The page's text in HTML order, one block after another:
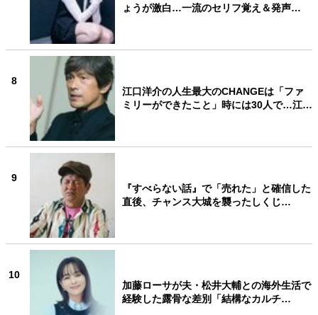
ょうが激白…一流のセリフ覚え＆発声…
8
江口洋介の人生最大のCHANGEは「ファ
ミリーができたこと」時には30人で…江…
9
『すべらない話』で「売れた」と確信した
直後、チャンス大城を襲ったしくじ…
10
加藤ローサが夫・松井大輔との海外生活で
経験した露骨な差別「結構なカルチ…